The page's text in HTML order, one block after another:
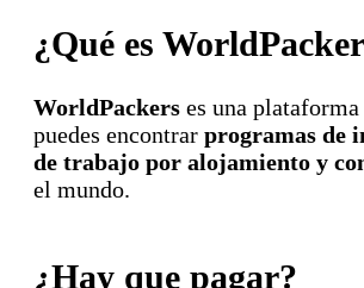
¿Qué es
WorldPackers es una
puedes encontrar programas de
de trabajo por alojamiento y
el mundo.
¿Hay que pagar?